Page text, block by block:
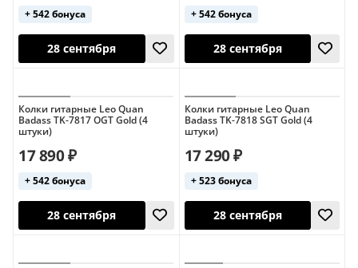
28 сентября 28 сентября
+ 542 бонуса + 542 бонуса
Колки гитарные Leo Quan
Badass TK-7817 OGT Gold (4
штуки)
17 890 ₽
+ 542 бонуса
Колки гитарные Leo Quan
Badass TK-7818 SGT Gold (4
штуки)
17 290 ₽
+ 523 бонуса